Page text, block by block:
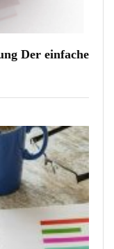
Der einfache